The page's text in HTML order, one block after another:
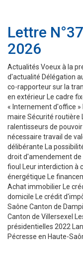
Lettre
2026
Actualités Voeux à la
d'actualité Délégation
co-rapporteur sur la
en extérieur Le cadre
« Internement d'office
maire Sécurité routière
ralentisseurs de
nécessaire travail de
délibérante La
droit d'amendement de
fioul Leur interdiction à
énergétique Le
Achat immobilier Le
domicile Le crédit
Saône Canton de
Canton de Villersexel
présidentielles 2022
Pécresse en Haute-